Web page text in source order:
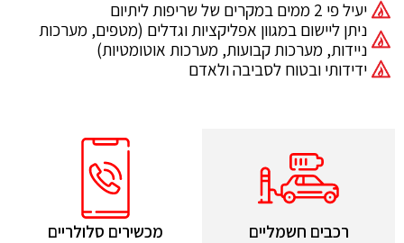
יעיל פי 2 ממים במקרים של שריפות ליתיום
ניתן ליישום במגוון אפליקציות וגדלים (מטפים, מערכות
ניידות, מערכות קבועות, מערכות אוטומטיות)
ידידותי ובטוח לסביבה ולאדם
רכבים חשמליים מכשירים סלולריים